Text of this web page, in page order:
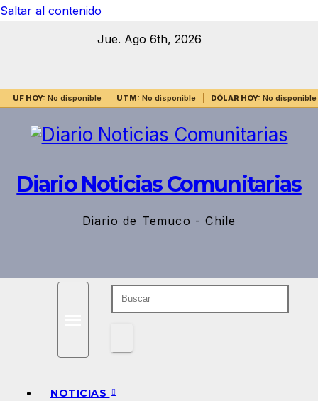
Saltar al contenido
Jue. Ago 6th, 2026
UF HOY: No disponible UTM: No disponible DÓLAR HOY: No disponible
Diario Noticias Comunitarias
Diario de Temuco - Chile
NOTICIAS